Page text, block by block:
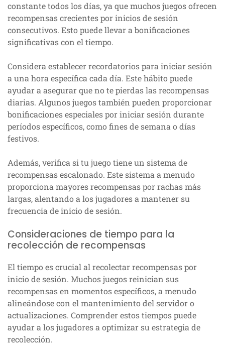
constante todos los días, ya que muchos juegos ofrecen
recompensas crecientes por inicios de sesión
consecutivos. Esto puede llevar a bonificaciones
significativas con el tiempo.
Considera establecer recordatorios para iniciar sesión
a una hora específica cada día. Este hábito puede
ayudar a asegurar que no te pierdas las recompensas
diarias. Algunos juegos también pueden proporcionar
bonificaciones especiales por iniciar sesión durante
períodos específicos, como fines de semana o días
festivos.
Además, verifica si tu juego tiene un sistema de
recompensas escalonado. Este sistema a menudo
proporciona mayores recompensas por rachas más
largas, alentando a los jugadores a mantener su
frecuencia de inicio de sesión.
Consideraciones de tiempo para la
recolección de recompensas
El tiempo es crucial al recolectar recompensas por
inicio de sesión. Muchos juegos reinician sus
recompensas en momentos específicos, a menudo
alineándose con el mantenimiento del servidor o
actualizaciones. Comprender estos tiempos puede
ayudar a los jugadores a optimizar su estrategia de
recolección.